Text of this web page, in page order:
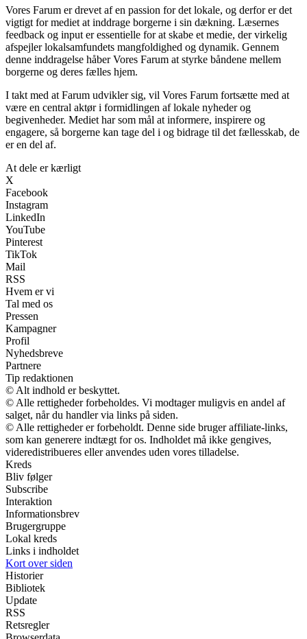
Vores Farum er drevet af en passion for det lokale, og derfor er det
vigtigt for mediet at inddrage borgerne i sin dækning. Læsernes
feedback og input er essentielle for at skabe et medie, der virkelig
afspejler lokalsamfundets mangfoldighed og dynamik. Gennem
denne inddragelse håber Vores Farum at styrke båndene mellem
borgerne og deres fælles hjem.
I takt med at Farum udvikler sig, vil Vores Farum fortsætte med at
være en central aktør i formidlingen af lokale nyheder og
begivenheder. Mediet har som mål at informere, inspirere og
engagere, så borgerne kan tage del i og bidrage til det fællesskab, de
er en del af.
At dele er kærligt
X
Facebook
Instagram
LinkedIn
YouTube
Pinterest
TikTok
Mail
RSS
Hvem er vi
Tal med os
Pressen
Kampagner
Profil
Nyhedsbreve
Partnere
Tip redaktionen
© Alt indhold er beskyttet.
© Alle rettigheder forbeholdes. Vi modtager muligvis en andel af
salget, når du handler via links på siden.
© Alle rettigheder er forbeholdt. Denne side bruger affiliate-links,
som kan generere indtægt for os. Indholdet må ikke gengives,
videredistribueres eller anvendes uden vores tilladelse.
Kreds
Bliv følger
Subscribe
Interaktion
Informationsbrev
Brugergruppe
Lokal kreds
Links i indholdet
Kort over siden
Historier
Bibliotek
Update
RSS
Retsregler